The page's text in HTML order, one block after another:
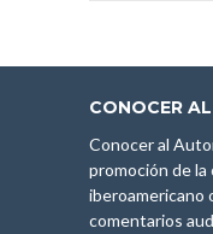
CONOCER
Conocer al
promoción de la
iberoamericano
comentarios